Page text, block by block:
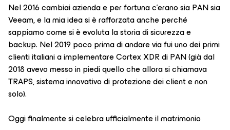
Nel 2016 cambiai azienda e per fortuna c’erano sia PAN sia
Veeam, e la mia idea si è rafforzata anche perché
sappiamo come si è evoluta la storia di sicurezza e
backup. Nel 2019 poco prima di andare via fui uno dei primi
clienti italiani a implementare Cortex XDR di PAN (già dal
2018 avevo messo in piedi quello che allora si chiamava
TRAPS, sistema innovativo di protezione dei client e non
solo).
Oggi finalmente si celebra ufficialmente il matrimonio